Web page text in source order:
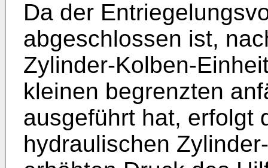
Da der
abgeschlossen ist,
Zylinder-Kolben-
kleinen begrenzten
ausgeführt hat, erfolgt
hydraulischen